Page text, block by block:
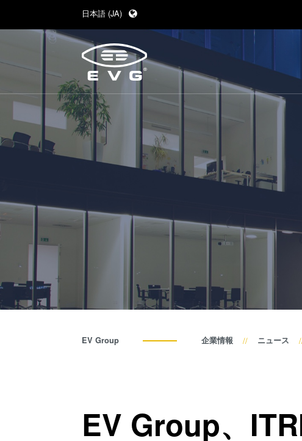
日本語 (JA)
English (EN)
Deutsch (DE)
中文 (ZH)
EV Group 企業情報 ニュース
EV Group、